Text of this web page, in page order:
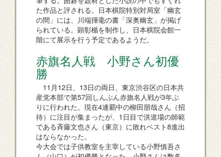
た作品と評される。日本棋院特別対局室「幽玄
の間」には、川端揮毫の書「深奥幽玄」が掲げ
られている。顕彰楯を制作し、日本棋院会館一
階にて展示を行う予定であるようだ。
赤旗名人戦 小野さん初優
勝
11月12日、13日の両日、東京渋谷区の日本共
産党本部で第57回しんぶん赤旗名人戦が3年ぶ
りに行われた。現在4連覇中の柳田朋哉さん（招
待）に注目が集まったが、1日目で洪道場の師範
である斉藤文也さん（東京）に敗れベスト8進出
はならなかった。
今大会では子供教室を主宰している小野慎吾さ